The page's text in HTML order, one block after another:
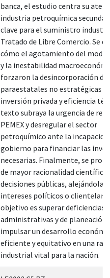
banca, el estudio centra su
industria petroquímica
clave para el suministro
Tratado de Libre Comercio. Se
cómo el agotamiento del
y la inestabilidad
forzaron la desincorporación de
paraestatales no estratégicas
inversión privada y eficiencia
texto subraya la urgencia de
PEMEX y desregular el sector
petroquímico ante la
gobierno para financiar las
necesarias. Finalmente, se
de mayor racionalidad científica
decisiones públicas, alejándolas
intereses políticos o
objetivo es superar deficiencias
administrativas y de planeación
impulsar un desarrollo
eficiente y equitativo en una
industrial vital para la nación.